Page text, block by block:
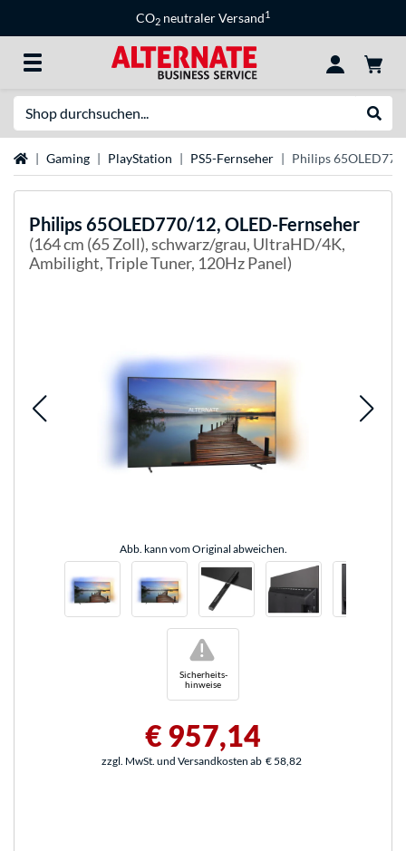
CO2 neutraler Versand1
StartseiteGaming PlayStation PS5-Fernseher Philips
Philips 65OLED770/12, OLED-Fernseher
(164 cm (65 Zoll), schwarz/grau, UltraHD/4K,
Ambilight, Triple Tuner, 120Hz Panel)
Abb. kann vom Original abweichen.
Sicherheits-
hinweise
!
€ 957,14
zzgl. MwSt. und Versandkosten ab € 58,82